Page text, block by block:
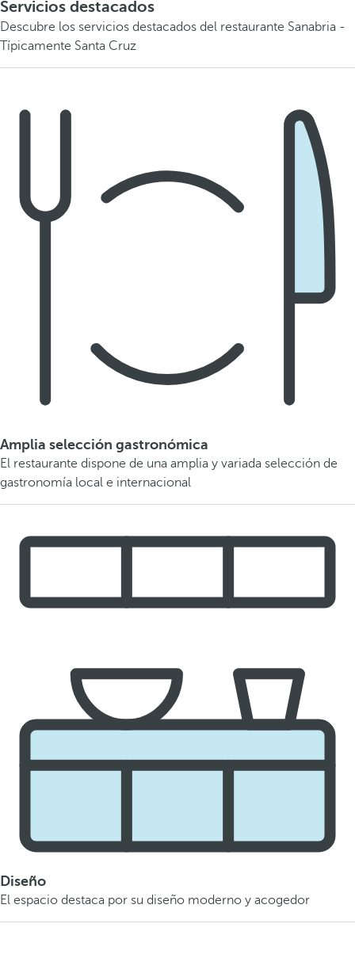
Servicios destacados
Descubre los servicios destacados del restaurante Sanabria -
Típicamente Santa Cruz
Amplia selección gastronómica
El restaurante dispone de una amplia y variada selección de
gastronomía local e internacional
Diseño
El espacio destaca por su diseño moderno y acogedor